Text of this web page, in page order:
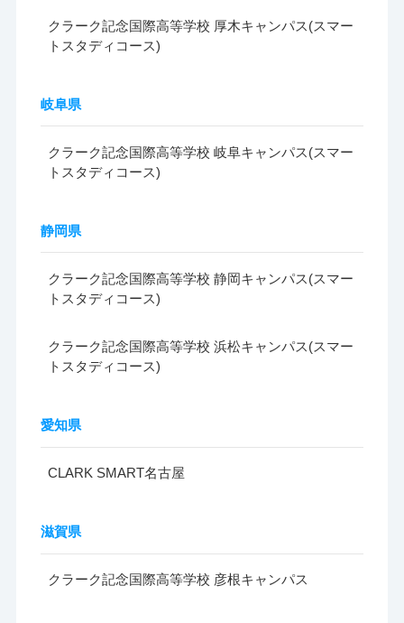
クラーク記念国際高等学校 厚木キャンパス(スマー
トスタディコース)
岐阜県
クラーク記念国際高等学校 岐阜キャンパス(スマー
トスタディコース)
静岡県
クラーク記念国際高等学校 静岡キャンパス(スマー
トスタディコース)
クラーク記念国際高等学校 浜松キャンパス(スマー
トスタディコース)
愛知県
CLARK SMART名古屋
滋賀県
クラーク記念国際高等学校 彦根キャンパス